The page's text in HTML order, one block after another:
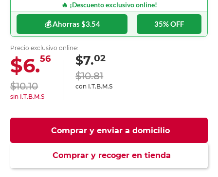
🔥 ¡Descuento exclusivo online!
💰 Ahorras $3.54 35% OFF
Precio exclusivo online:
$6.56
$10.10
sin I.T.B.M.S
$7.02
$10.81
con I.T.B.M.S
Comprar y enviar a domicilio
Comprar y recoger en tienda